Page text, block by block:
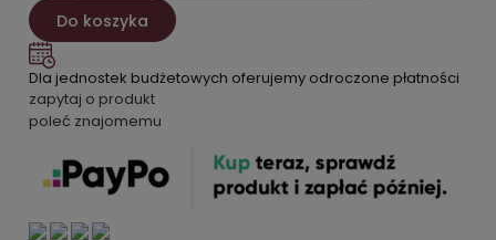
Do koszyka
Dla jednostek budżetowych oferujemy odroczone płatności
zapytaj o produkt
poleć znajomemu